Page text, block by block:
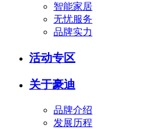
智能家居
无忧服务
品牌实力
活动专区
关于豪迪
品牌介绍
发展历程